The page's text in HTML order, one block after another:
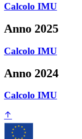
Calcolo IMU
Anno 2025
Calcolo IMU
Anno 2024
Calcolo IMU